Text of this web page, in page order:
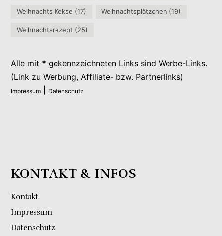
Weihnachts Kekse (17) Weihnachtsplätzchen (19)
Weihnachtsrezept (25)
Alle mit * gekennzeichneten Links sind Werbe-Links.
(Link zu Werbung, Affiliate- bzw. Partnerlinks)
Impressum Datenschutz
KONTAKT & INFOS
Kontakt
Impressum
Datenschutz